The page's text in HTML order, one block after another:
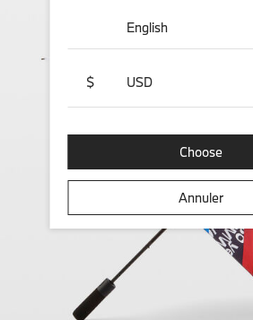
English
$ USD
Choose
Annuler